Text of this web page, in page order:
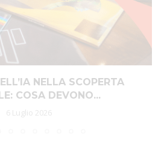
NELLA SCOPERTA
COSA DEVONO...
6 Luglio 2026